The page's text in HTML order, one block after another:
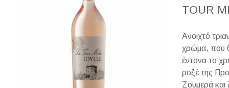
TOUR
Ανοιχτό
χρώμα, που
έντονα το
ροζέ της
Ζουμερά